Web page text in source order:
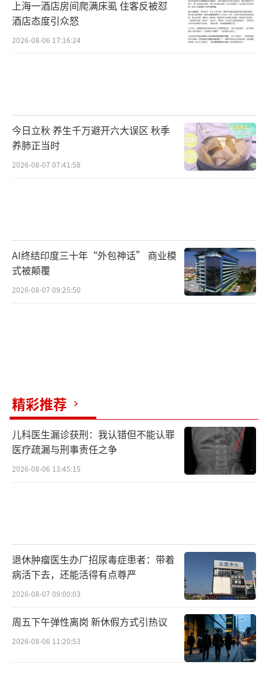
上海一酒店房间爬满床虱 住客反被怼
酒店态度引众怒
2026-08-06 17:16:24
今日立秋 养生千万避开六大误区 秋季
养肺正当时
2026-08-07 07:41:58
AI终结印度三十年“外包神话” 商业模
式被颠覆
2026-08-07 09:25:50
精彩推荐
儿科医生漏诊获刑：我认错但不能认罪
医疗疏漏与刑事责任之争
2026-08-06 13:45:15
退休肿瘤医生办厂招尿毒症患者：带着
病活下去，还能活得有点尊严
2026-08-07 09:00:03
周五下午弹性离岗 新休假方式引热议
2026-08-06 11:20:53